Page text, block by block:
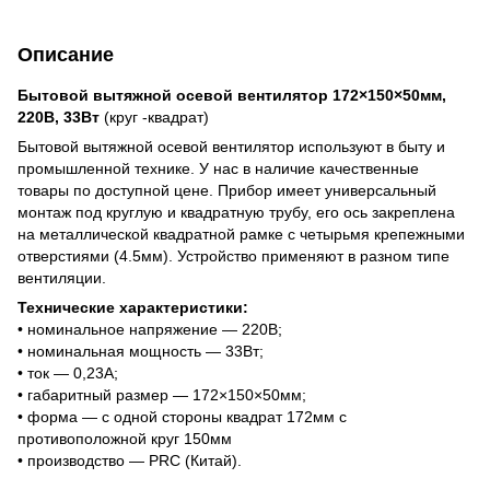
Описание
Бытовой вытяжной осевой вентилятор 172×150×50мм,
220В, 33Вт (круг -квадрат)
Бытовой вытяжной осевой вентилятор используют в быту и
промышленной технике. У нас в наличие качественные
товары по доступной цене. Прибор имеет универсальный
монтаж под круглую и квадратную трубу, его ось закреплена
на металлической квадратной рамке с четырьмя крепежными
отверстиями (4.5мм). Устройство применяют в разном типе
вентиляции.
Технические характеристики:
• номинальное напряжение — 220В;
• номинальная мощность — 33Вт;
• ток — 0,23А;
• габаритный размер — 172×150×50мм;
• форма — с одной стороны квадрат 172мм с
противоположной круг 150мм
• производство — PRC (Китай).